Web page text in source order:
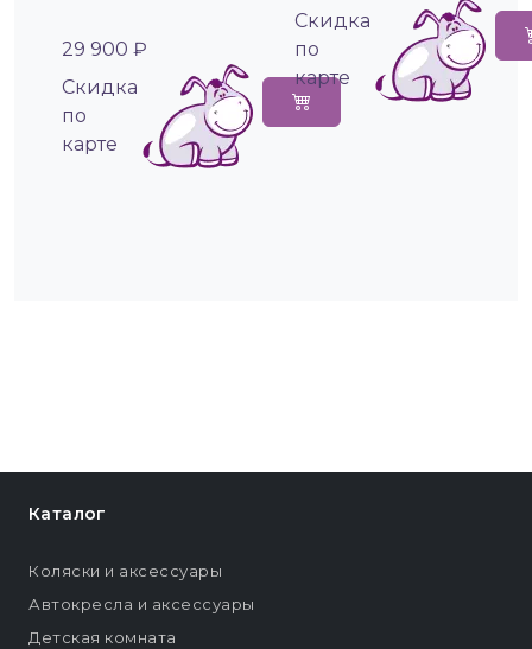
29 900 ₽
Cкидка
по
карте
Cкидка
по
карте
Каталог
Коляски и аксессуары
Автокресла и аксессуары
Детская комната